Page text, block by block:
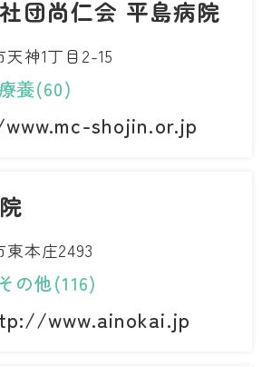
団尚仁会 平島病院
神1丁目2-15
養(60)
shojin.or.jp
本庄2493
の他(116)
www.ainokai.jp